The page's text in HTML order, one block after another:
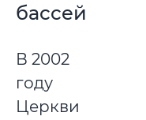
бассейне
В 2002
году
Церкви